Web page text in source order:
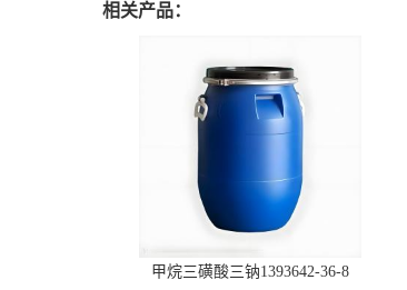
相关产品：
甲烷三磺酸三钠1393642-36-8